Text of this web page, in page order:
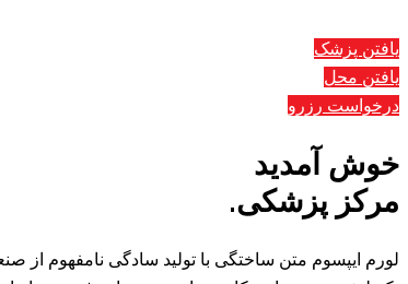
یافتن پزشک
یافتن محل
درخواست رزرو
خوش آمدید
مرکز پزشکی.
لورم ایپسوم متن ساختگی با تولید سادگی نامفهوم از